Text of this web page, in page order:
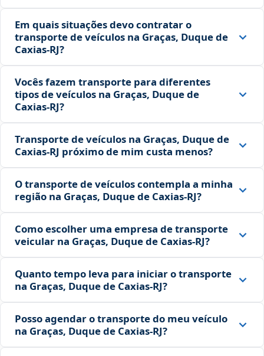
Em quais situações devo contratar o
transporte de veículos na Graças, Duque de
Caxias‑RJ?
Vocês fazem transporte para diferentes
tipos de veículos na Graças, Duque de
Caxias‑RJ?
Transporte de veículos na Graças, Duque de
Caxias‑RJ próximo de mim custa menos?
O transporte de veículos contempla a minha
região na Graças, Duque de Caxias‑RJ?
Como escolher uma empresa de transporte
veicular na Graças, Duque de Caxias‑RJ?
Quanto tempo leva para iniciar o transporte
na Graças, Duque de Caxias‑RJ?
Posso agendar o transporte do meu veículo
na Graças, Duque de Caxias‑RJ?